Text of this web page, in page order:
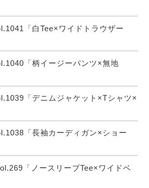
「白Tee×ワイドトラウザー
「柄イージーパンツ×無地
「デニムジャケット×Tシャツ×
「長袖カーディガン×ショー
「ノースリーブTee×ワイドベ